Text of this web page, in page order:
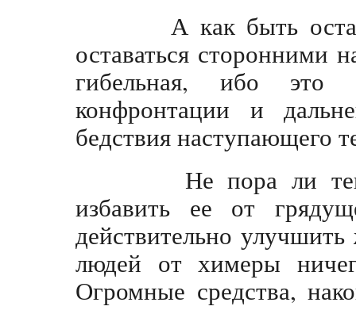
А как быть
оставаться сторонними
гибельная, ибо это
конфронтации и
бедствия наступающего
Не пора ли
избавить ее от
действительно
людей от химеры
Огромные средства,